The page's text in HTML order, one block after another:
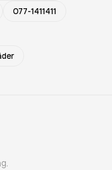
077-1411411